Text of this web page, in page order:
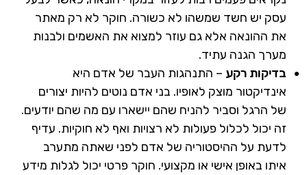
עסק יש חשד שמשהו לא כשורה. חוקר לא רק מאתר
את ההונאה אלא גם עוזר למצוא את האשמים ולבנות
מערך הגנה עתיד.
בדיקות רקע – התנהגות העבר של אדם היא
אינדיקטור מוצק לאופיו. בני אדם נוטים להיות יצורים
של הרגל וסביר להניח שהם יישארו עם מה שהם יודעים.
זה יכול לכלול פעולות לא רצויות ואף לא חוקיות. עדיף
לדעת על ההיסטוריה של אדם לפני שאתה מתערב
איתו באופן אישי או מקצועי. חוקר פרטי יכול לגלות מידע